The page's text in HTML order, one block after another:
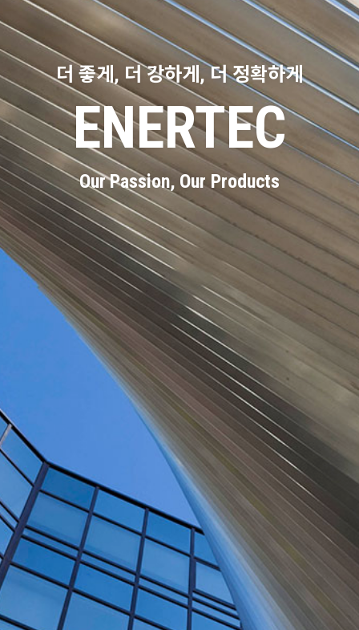
더 좋게, 더 강하게, 더 정확하게
ENERTEC
Our Passion, Our Products